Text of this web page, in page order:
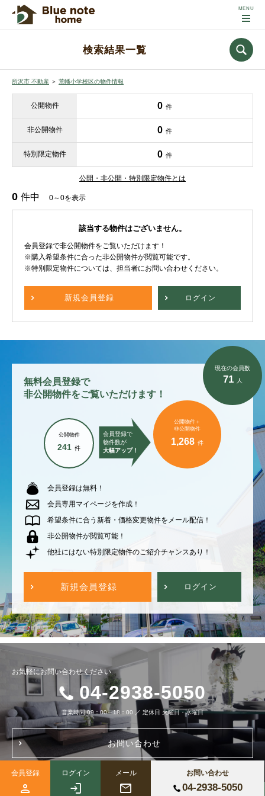
会員登録 ログイン メール お問い合わせ
04-2938-5050
検索結果一覧
所沢市 不動産 ＞ 荒幡小学校区の物件情報
公開物件 0 件
非公開物件 0 件
特別限定物件 0 件
公開・非公開・特別限定物件とは
0 件中 0～0を表示
該当する物件はございません。
会員登録で非公開物件をご覧いただけます！
※購入希望条件に合った非公開物件が閲覧可能です。
※特別限定物件については、担当者にお問い合わせください。
新規会員登録 ログイン
無料会員登録で
非公開物件をご覧いただけます！
会員登録で
物件数が
大幅アップ！
公開物件
241 件
公開物件＋
非公開物件
1,268 件
現在の会員数
71 人
会員登録は無料！
会員専用マイページを作成！
希望条件に合う新着・価格変更物件をメール配信！
非公開物件が閲覧可能！
他社にはない特別限定物件のご紹介チャンスあり！
新規会員登録 ログイン
お気軽にお問い合わせください
04-2938-5050
営業時間 09：00～18：00 ／ 定休日 火曜日・水曜日
お問い合わせ
Copyright (c) 株式会社ブルーノートホーム All Right Reserved.